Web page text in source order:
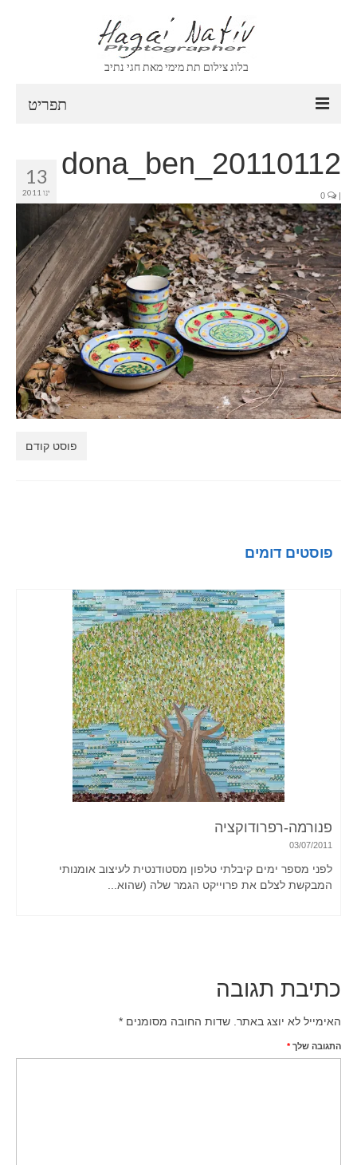
בלוג צילום תת מימי מאת חגי נתיב
תפריט
VIDEO
ARCHIVE
ARCHIVE
SEARCH
CLIENT AREA
LIGHTBOX
CART
13
ינו 2011
20110112_dona_ben
|
פוסט קודם
פוסטים דומים
פנורמה-רפרודוקציה
03/07/2011
לפני מספר ימים קיבלתי טלפון מסטודנטית לעיצוב אומנותי
המבקשת לצלם את פרוייקט הגמר שלה (שהוא...
כתיבת תגובה
האימייל לא יוצג באתר. שדות החובה מסומנים *
התגובה שלך*